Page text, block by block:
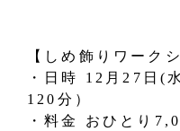
【しめ飾りワーク
・日時 12月27日(
120分）
・料金 おひとり